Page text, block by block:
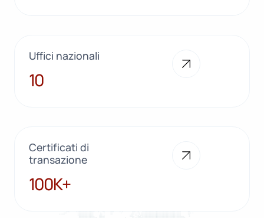
Uffici nazionali
10
10
Certificati di
transazione
100K+
100K+